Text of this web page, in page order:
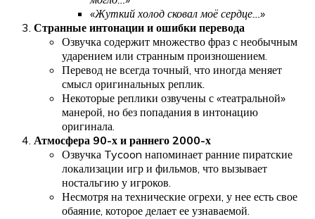
«Жуткий холод сковал моё сердце…»
Странные интонации и ошибки перевода
Озвучка содержит множество фраз с необычным
ударением или странным произношением.
Перевод не всегда точный, что иногда меняет
смысл оригинальных реплик.
Некоторые реплики озвучены с «театральной»
манерой, но без попадания в интонацию
оригинала.
Атмосфера 90-х и раннего 2000-х
Озвучка Tycoon напоминает ранние пиратские
локализации игр и фильмов, что вызывает
ностальгию у игроков.
Несмотря на технические огрехи, у нее есть свое
обаяние, которое делает ее узнаваемой.